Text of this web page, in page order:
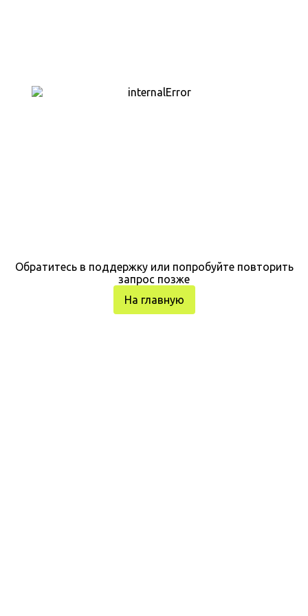
Обратитесь в поддержку или попробуйте повторить
запрос позже
На главную